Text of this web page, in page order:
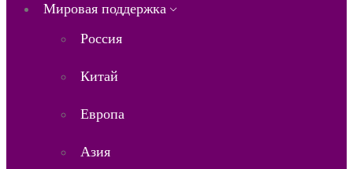
Мировая поддержка
Россия
Китай
Европа
Азия